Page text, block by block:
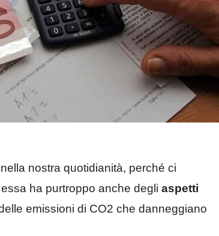
nostra quotidianità, perché ci
ha purtroppo anche degli aspetti
emissioni di CO2 che danneggiano